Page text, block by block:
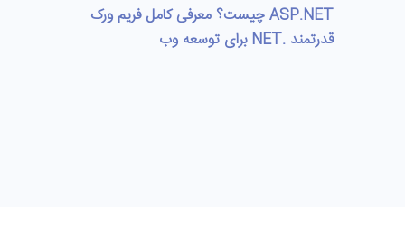
ASP.NET چیست؟ معرفی کامل فریم‌ ورک
قدرتمند .NET برای توسعه وب